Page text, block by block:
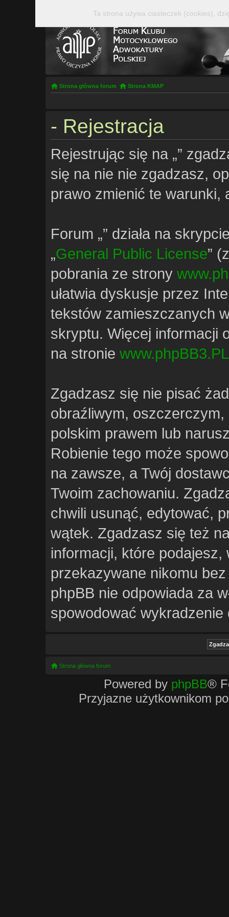
Strona główna forum Strona KMAP
- Rejestracja
Rejestrując się na „”
się na nie nie zgadzasz,
prawo zmienić te warunki,
Forum „” działa na
„General Public License”
pobrania ze strony
ułatwia dyskusje przez
tekstów zamieszczanych
skryptu. Więcej informacji
na stronie www.phpBB3.PL
Zgadzasz się nie pisać
obraźliwym,
polskim prawem lub
Robienie tego może
na zawsze, a Twój
Twoim zachowaniu.
chwili usunąć, edytować,
wątek. Zgadzasz się też
informacji, które
przekazywane nikomu bez
phpBB nie odpowiada za
spowodować wykradzenie
Strona główna forum
Powered by phpBB®
Przyjazne użytkownikom
Ta strona używa ciasteczek (cookies),